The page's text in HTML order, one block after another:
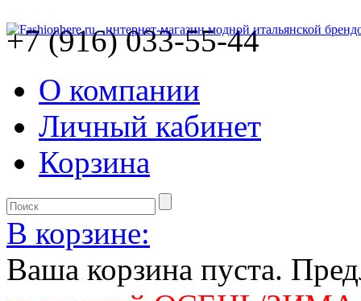
+7 (916) 033-55-44
О компании
Личный кабинет
Корзина
В корзине:
Ваша корзина пуста.